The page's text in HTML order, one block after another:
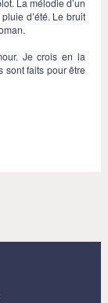
d’été. Le bruit
Je crois en la
sont faits pour être